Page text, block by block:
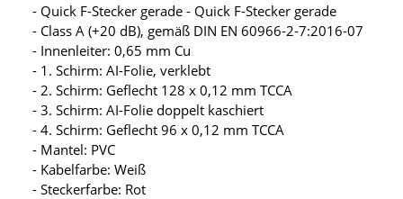
- Quick F-Stecker gerade - Quick F-Stecker gerade
- Class A (+20 dB), gemäß DIN EN 60966-2-7:2016-07
- Innenleiter: 0,65 mm Cu
- 1. Schirm: AI-Folie, verklebt
- 2. Schirm: Geflecht 128 x 0,12 mm TCCA
- 3. Schirm: AI-Folie doppelt kaschiert
- 4. Schirm: Geflecht 96 x 0,12 mm TCCA
- Mantel: PVC
- Kabelfarbe: Weiß
- Steckerfarbe: Rot